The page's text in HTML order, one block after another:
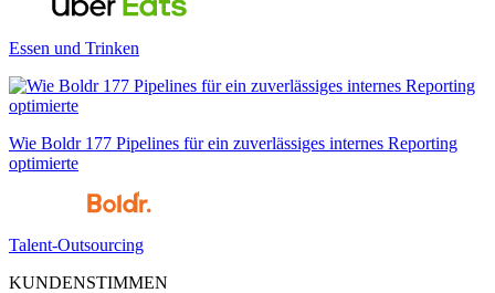
Essen und Trinken
Wie Boldr 177 Pipelines für ein zuverlässiges internes Reporting
optimierte
Talent-Outsourcing
KUNDENSTIMMEN